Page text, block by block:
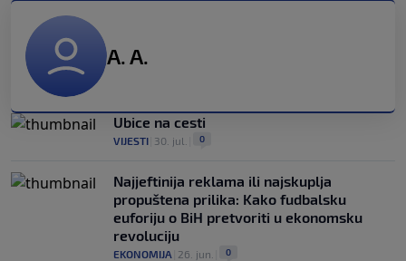
A. A.
Ubice na cesti
VIJESTI 30. jul. 0
Najjeftinija reklama ili najskuplja
propuštena prilika: Kako fudbalsku
euforiju o BiH pretvoriti u ekonomsku
revoluciju
EKONOMIJA 26. jun. 0